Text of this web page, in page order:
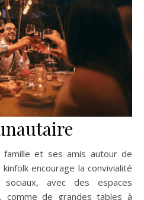
et ses amis autour de
encourage la convivialité
avec des espaces
comme de grandes tables à